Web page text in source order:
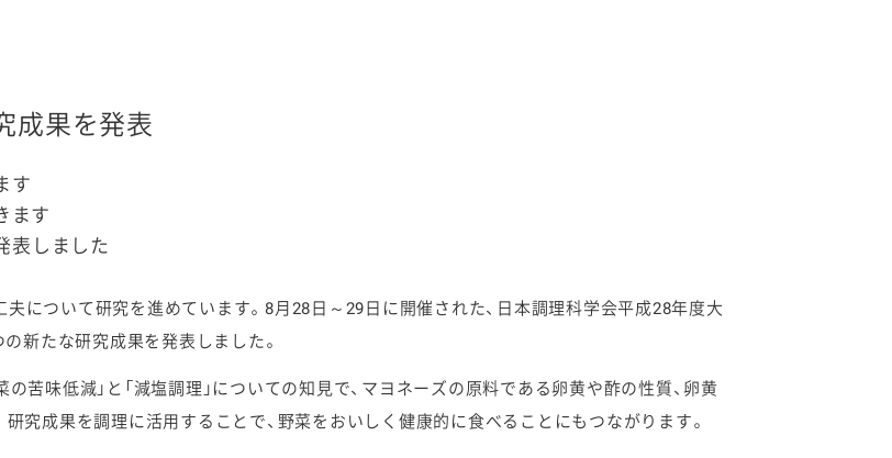
業務用商品
成果を発表
す
ます
表しました
について研究を進めています。8月28日～29日に開催された、日本調理科学会平成28年度大
新たな研究成果を発表しました。
苦味低減」と「減塩調理」についての知見で、マヨネーズの原料である卵黄や酢の性質、卵黄
究成果を調理に活用することで、野菜をおいしく健康的に食べることにもつながります。